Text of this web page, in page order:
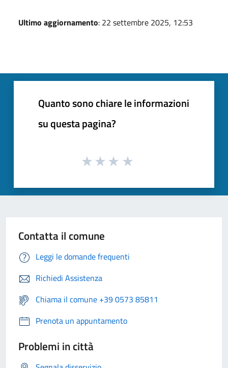
Ultimo aggiornamento: 22 settembre 2025, 12:53
Quanto sono chiare le informazioni
su questa pagina?
Contatta il comune
Leggi le domande frequenti
Richiedi Assistenza
Chiama il comune +39 0573 85811
Prenota un appuntamento
Problemi in città